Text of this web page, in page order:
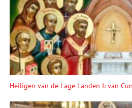
Heiligen van de Lage Landen I: van